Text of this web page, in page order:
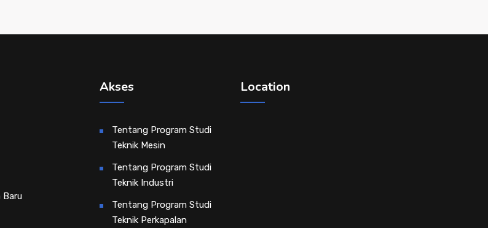
Baru
Akses
Tentang Program Studi
Teknik Mesin
Tentang Program Studi
Teknik Industri
Tentang Program Studi
Teknik Perkapalan
Location